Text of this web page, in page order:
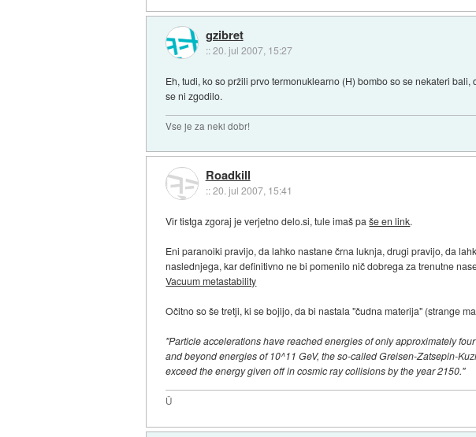
gzibret
::20. jul 2007, 15:27
Eh, tudi, ko so pržili prvo termonuklearno (H) bombo so se nekateri
se ni zgodilo.
Vse je za neki dobr!
Roadkill
::20. jul 2007, 15:41
Vir tistga zgoraj je verjetno delo.si, tule imaš paše en link.
Eni paranoiki pravijo, da lahko nastane črna luknja, drugi pravijo, da
naslednjega, kar definitivno ne bi pomenilo nič dobrega za trenutne
Vacuum metastability
Očitno so še tretji, ki se bojijo, da bi nastala "čudna materija" (strange
"Particle accelerations have reached energies of only approximately
and beyond energies of 10^11 GeV, the so-called Greisen-Zatsepin-
exceed the energy given off in cosmic ray collisions by the year 2150."
Ü